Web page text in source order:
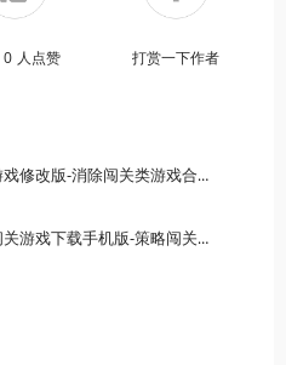
0 人点赞 打赏一下作者
消除闯关游戏手机版-消除闯关游戏修改版-消除闯关类游戏合集下载
策略闯关游戏下载修改版-策略闯关游戏下载手机版-策略闯关游戏合集下载